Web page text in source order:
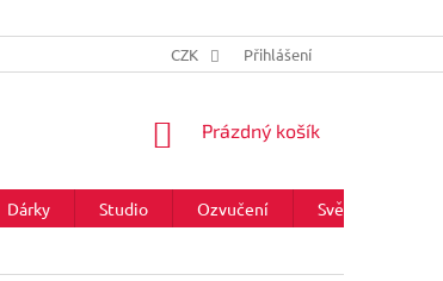
CZK Přihlášení
NÁKUPNÍ
Prázdný košík
Dárky Studio Ozvučení Světla